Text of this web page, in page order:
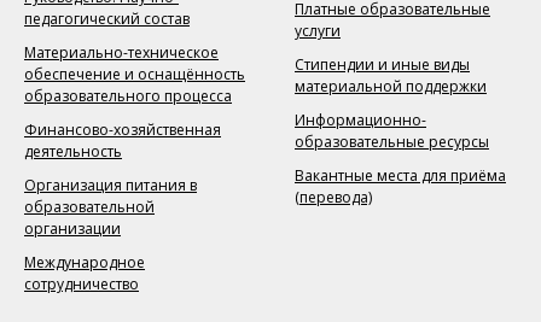
педагогический состав
Материально-техническое
обеспечение и оснащённость
образовательного процесса
Финансово-хозяйственная
деятельность
Организация питания в
образовательной
организации
Международное
сотрудничество
Платные образовательные
услуги
Стипендии и иные виды
материальной поддержки
Информационно-
образовательные ресурсы
Вакантные места для приёма
(перевода)